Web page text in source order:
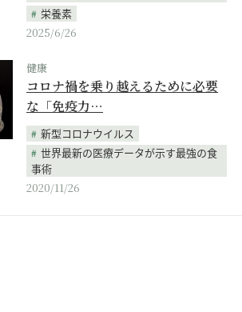
栄養素
2025/6/26
健康
コロナ禍を乗り越えるために必要
な「免疫力…
新型コロナウイルス
世界最新の医療データが示す最強の食
事術
2020/11/26